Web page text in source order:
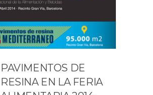
PAVIMENTOS DE
RESINA EN LA FERIA